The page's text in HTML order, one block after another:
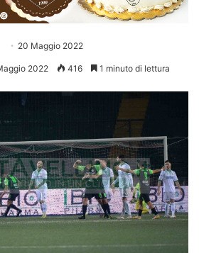
20 Maggio 2022
2022 416 1 minuto di lettura